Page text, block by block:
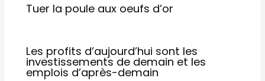
Tuer la poule aux oeufs d’or
Les profits d’aujourd’​hui sont les
investissements de demain et les
emplois d’après-de​main